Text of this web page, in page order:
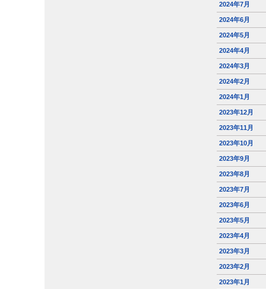
2024年7月
2024年6月
2024年5月
2024年4月
2024年3月
2024年2月
2024年1月
2023年12月
2023年11月
2023年10月
2023年9月
2023年8月
2023年7月
2023年6月
2023年5月
2023年4月
2023年3月
2023年2月
2023年1月